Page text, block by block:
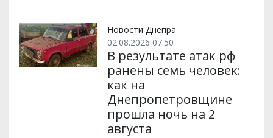
Новости Днепра
02.08.2026 07:50
В результате атак рф
ранены семь человек:
как на
Днепропетровщине
прошла ночь на 2
августа